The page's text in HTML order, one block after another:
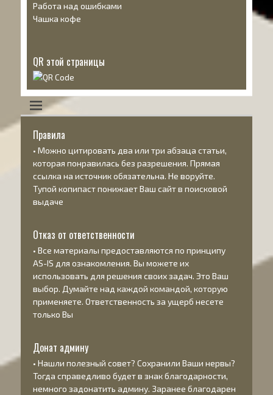
Работа над ошибками
Чашка кофе
QR этой страницы
Правила
• Можно цитировать два или три абзаца статьи,
которая понравилась без разрешения. Прямая
ссылка на источник обязательна. Не воруйте.
Тупой копипаст понижает Ваш сайт в поисковой
выдаче
Отказ от ответственности
• Все материалы предоставляются по принципу
AS-IS для ознакомления. Вы можете их
использовать для решения своих задач. Это Ваш
выбор. Думайте над каждой командой, которую
применяете. Ответственность за ущерб несете
только Вы
Донат админу
• Нашли полезный совет? Сохранили Ваши нервы?
Тогда справедливо будет в знак благодарности,
немного задонатить админу. Заранее благодарен